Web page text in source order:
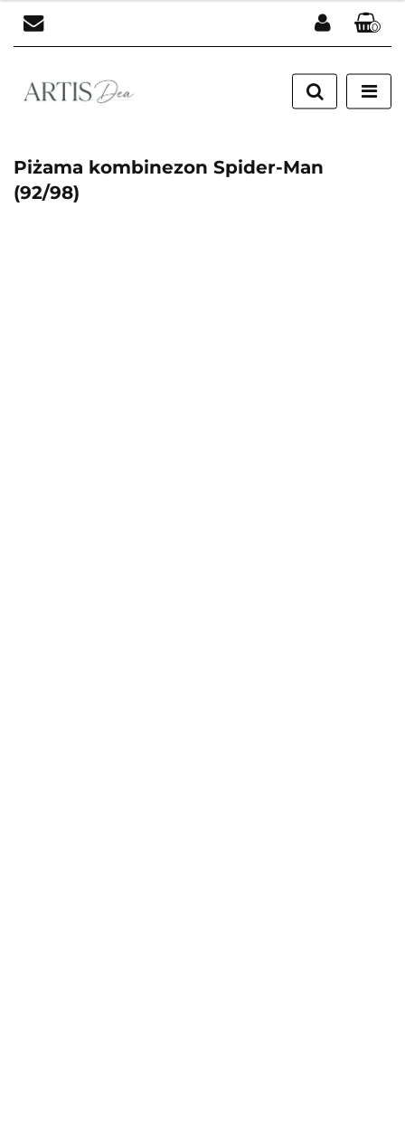
Zaloguj się
Zarejestruj się
0
Piżama kombinezon Spider-Man
(92/98)